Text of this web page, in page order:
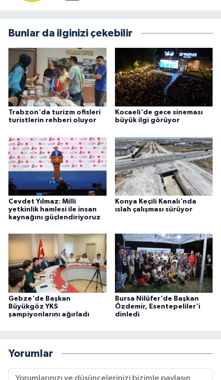
Bunlar da ilginizi çekebilir
Trabzon'da turizm ofisleri
turistlerin rehberi oluyor
Kocaeli'de gece sineması
büyük ilgi görüyor
Cevdet Yılmaz: Milli
yetkinlik hamlesi ile insan
kaynağını güçlendiriyoruz
Konya Keçili Kanalı'nda
ıslah çalışması sürüyor
Gebze'de Başkan
Büyükgöz YKS
şampiyonlarını ağırladı
Bursa Nilüfer'de Başkan
Özdemir, Esentepeliler'i
dinledi
Yorumlar